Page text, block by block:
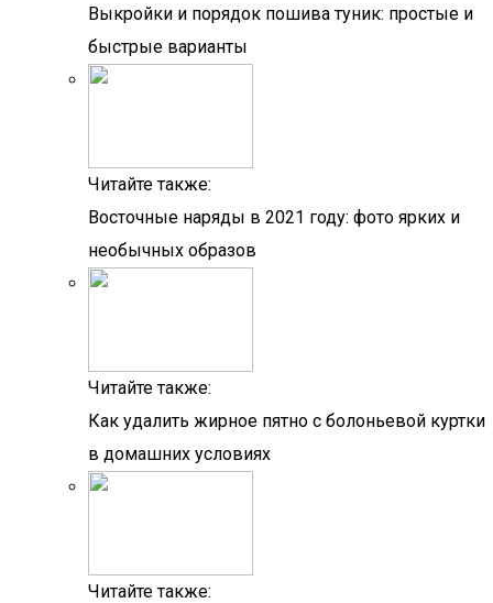
Выкройки и порядок пошива туник: простые и
быстрые варианты
Читайте также:
Восточные наряды в 2021 году: фото ярких и
необычных образов
Читайте также:
Как удалить жирное пятно с болоньевой куртки
в домашних условиях
Читайте также: